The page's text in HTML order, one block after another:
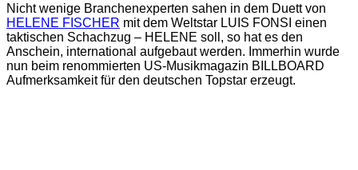
Nicht wenige Branchenexperten sahen in dem Duett von
HELENE FISCHER mit dem Weltstar LUIS FONSI einen
taktischen Schachzug – HELENE soll, so hat es den
Anschein, international aufgebaut werden. Immerhin wurde
nun beim renommierten US-Musikmagazin BILLBOARD
Aufmerksamkeit für den deutschen Topstar erzeugt.